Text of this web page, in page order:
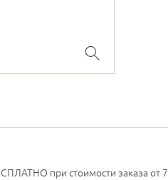
при стоимости заказа от